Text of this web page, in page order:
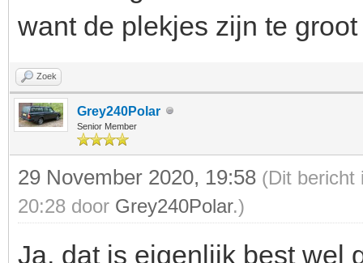
want de plekjes zijn te
Zoek
Grey240Polar
Senior Member
29 November 2020, 19:58 (Dit bericht
20:28 door Grey240Polar.)
Ja, dat is eigenlijk best wel